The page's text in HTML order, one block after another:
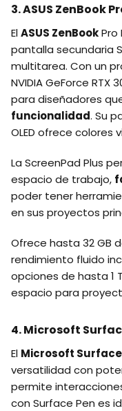
3. ASUS ZenBook
ElASUS ZenBookPro
pantalla secundaria
multitarea. Con un
NVIDIA GeForce
para diseñadores
funcionalidad. Su
OLED ofrece colores
La ScreenPad Plus
espacio de trabajo,
poder tener
en sus proyectos
Ofrece hasta 32 GB
rendimiento fluido
opciones de hasta 1
espacio para
4. Microsoft
El Microsoft
versatilidad con
permite
con Surface Pen es